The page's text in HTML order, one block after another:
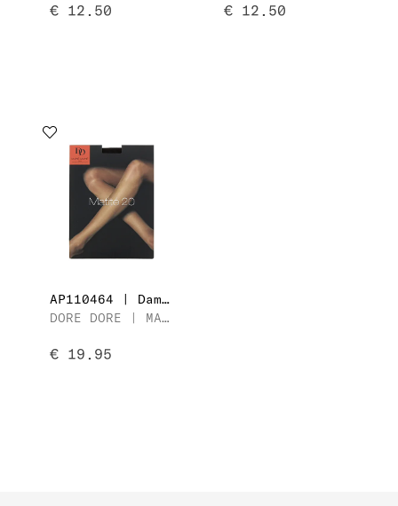
€ 12.50 € 12.50
AP110464 | Dames Panty
DORE DORE | MATITÉ 20
€ 19.95